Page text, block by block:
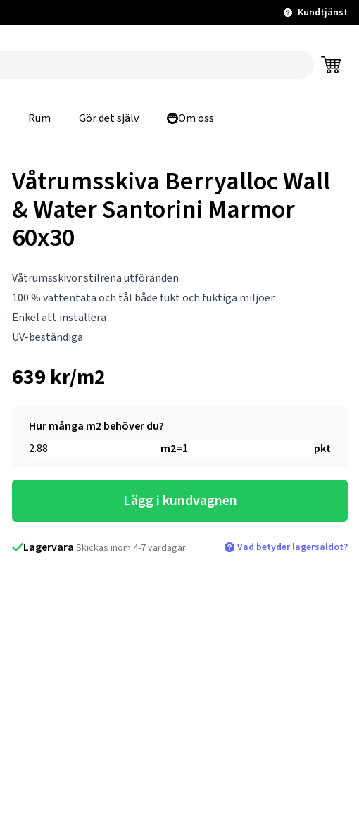
Kundtjänst
Rum Gör det själv Om oss
Våtrumsskiva Berryalloc Wall
& Water Santorini Marmor
60x30
Våtrumsskivor stilrena utföranden
100 % vattentäta och tål både fukt och fuktiga miljöer
Enkel att installera
UV-beständiga
639 kr/m2
Hur många m2 behöver du?
m2= pkt
Lägg i kundvagnen
Lagervara Skickas inom 4-7 vardagar Vad betyder lagersaldot?